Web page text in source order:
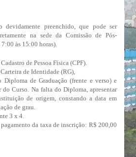
devidamente preenchido, que pode ser
na sede da Comissão de Pós-
às 15:00 horas).
de Pessoa Física (CPF).
de Identidade (RG),
de Graduação (frente e verso) e
do Curso. Na falta do Diploma, apresentar
de origem, constando a data em
de grau.
3 x 4.
da taxa de inscrição: R$ 200,00